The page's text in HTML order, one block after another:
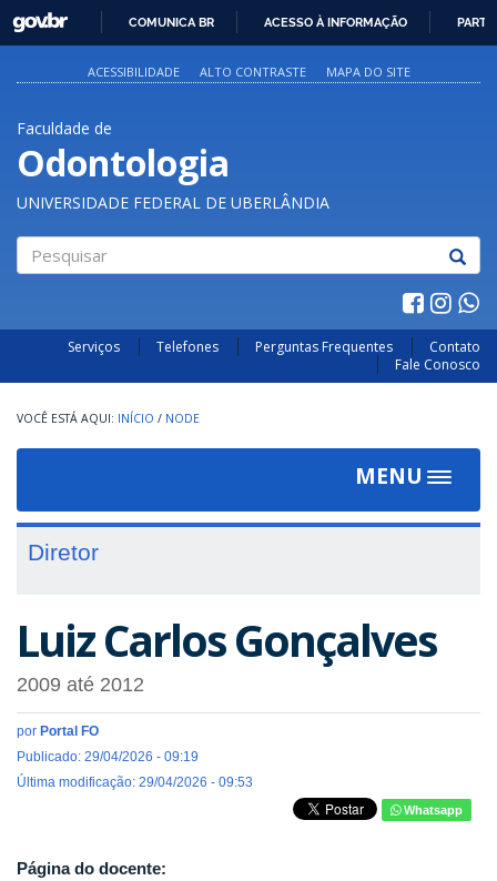
PARA
O
GOVBR
COMUNICA BR ACESSO À INFORMAÇÃO
ACESSIBILIDADE ALTO CONTRASTE MAPA DO SITE
Faculdade de
Odontologia
UNIVERSIDADE FEDERAL DE UBERLÂNDIA
Serviços Telefones Perguntas Frequentes
Contato
Fale Conosco
INÍCIO / NODE
MENU
Toggle
Diretor
Luiz Carlos Gonçalves
2009 até 2012
por Portal FO
Publicado: 29/04/2026 - 09:19
Última modificação: 29/04/2026 - 09:53
Whatsapp
Página do docente: